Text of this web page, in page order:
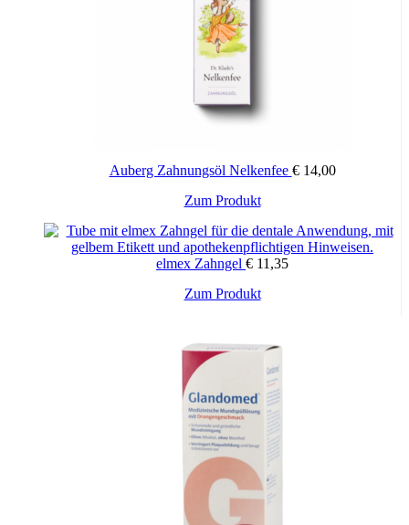
Auberg Zahnungsöl Nelkenfee €14,00
Zum Produkt
elmex Zahngel € 11,35
Zum Produkt